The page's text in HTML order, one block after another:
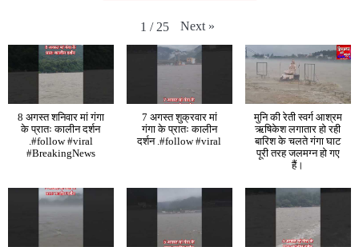
1 / 25 Next »
8 अगस्त शनिवार मां गंगा
के प्रातः कालीन दर्शन
.#follow #viral
#BreakingNews
7 अगस्त शुक्रवार मां
गंगा के प्रातः कालीन
दर्शन .#follow #viral
मुनि की रेती स्वर्ग आश्रम
ऋषिकेश लगातार हो रही
बारिश के चलते गंगा घाट
पूरी तरह जलमग्न हो गए
हैं।